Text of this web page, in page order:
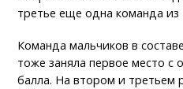
третье еще одна команда из
Команда мальчиков в
тоже заняла первое место
балла. На втором и третьем